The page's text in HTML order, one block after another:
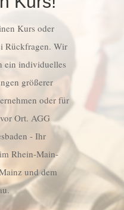
Kurs oder
Rückfragen. Wir
ein individuelles
größerer
oder für
Ort. AGG
- Ihr
Rhein-Main-
und dem